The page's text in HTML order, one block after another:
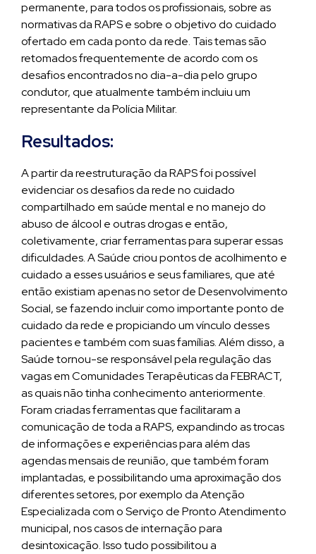
permanente, para todos os profissionais, sobre as
normativas da RAPS e sobre o objetivo do cuidado
ofertado em cada ponto da rede. Tais temas são
retomados frequentemente de acordo com os
desafios encontrados no dia-a-dia pelo grupo
condutor, que atualmente também incluiu um
representante da Polícia Militar.
Resultados:
A partir da reestruturação da RAPS foi possível
evidenciar os desafios da rede no cuidado
compartilhado em saúde mental e no manejo do
abuso de álcool e outras drogas e então,
coletivamente, criar ferramentas para superar essas
dificuldades. A Saúde criou pontos de acolhimento e
cuidado a esses usuários e seus familiares, que até
então existiam apenas no setor de Desenvolvimento
Social, se fazendo incluir como importante ponto de
cuidado da rede e propiciando um vínculo desses
pacientes e também com suas famílias. Além disso, a
Saúde tornou-se responsável pela regulação das
vagas em Comunidades Terapêuticas da FEBRACT,
as quais não tinha conhecimento anteriormente.
Foram criadas ferramentas que facilitaram a
comunicação de toda a RAPS, expandindo as trocas
de informações e experiências para além das
agendas mensais de reunião, que também foram
implantadas, e possibilitando uma aproximação dos
diferentes setores, por exemplo da Atenção
Especializada com o Serviço de Pronto Atendimento
municipal, nos casos de internação para
desintoxicação. Isso tudo possibilitou a